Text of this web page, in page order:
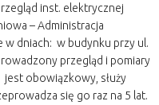
inst. elektrycznej
– Administracja
w dniach: w budynku przy ul.
przegląd i pomiary
obowiązkowy, służy
się go raz na 5 lat.